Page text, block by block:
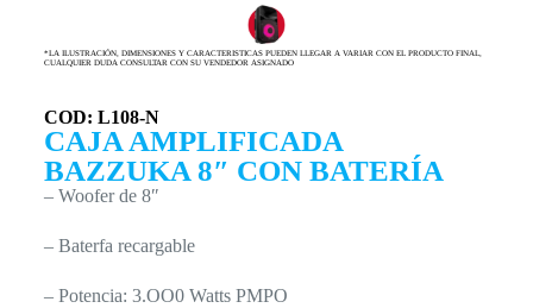
*LA ILUSTRACIÓN, DIMENSIONES Y CARACTERISTICAS PUEDEN LLEGAR A VARIAR CON EL PRODUCTO FINAL,
CUALQUIER DUDA CONSULTAR CON SU VENDEDOR ASIGNADO
COD: L108-N
CAJA AMPLIFICADA
BAZZUKA 8″ CON BATERÍA
– Woofer de 8″
– Baterfa recargable
– Potencia: 3.OO0 Watts PMPO